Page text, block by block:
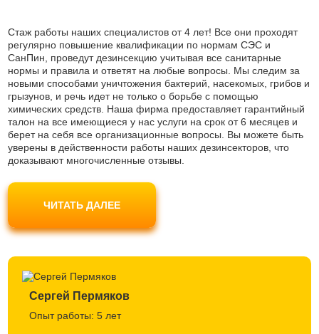
Стаж работы наших специалистов от 4 лет! Все они проходят
регулярно повышение квалификации по нормам СЭС и
СанПин, проведут дезинсекцию учитывая все санитарные
нормы и правила и ответят на любые вопросы. Мы следим за
новыми способами уничтожения бактерий, насекомых, грибов и
грызунов, и речь идет не только о борьбе с помощью
химических средств. Наша фирма предоставляет гарантийный
талон на все имеющиеся у нас услуги на срок от 6 месяцев и
берет на себя все организационные вопросы. Вы можете быть
уверены в действенности работы наших дезинсекторов, что
доказывают многочисленные отзывы.
Наши мастера используют только современные препараты
безопасные для людей и домашних животных, не являются
токсичными и одобрены Роспотребнадзором. Вы можете не
ЧИТАТЬ ДАЛЕЕ
Сергей Пермяков
Опыт работы: 5 лет